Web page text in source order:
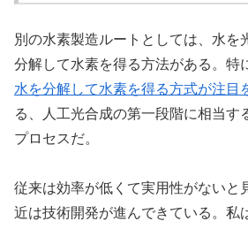
別の水素製造ルートとしては、水を
分解して水素を得る方法がある。特
水を分解して水素を得る方式が注目
る、人工光合成の第一段階に相当す
プロセスだ。
従来は効率が低くて実用性がないと
近は技術開発が進んできている。私